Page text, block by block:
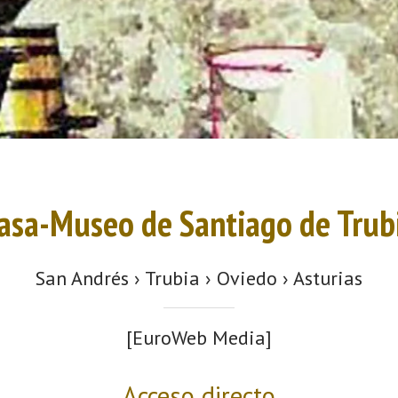
Museo de Santiago de
San Andrés › Trubia › Oviedo › Asturias
[EuroWeb Media]